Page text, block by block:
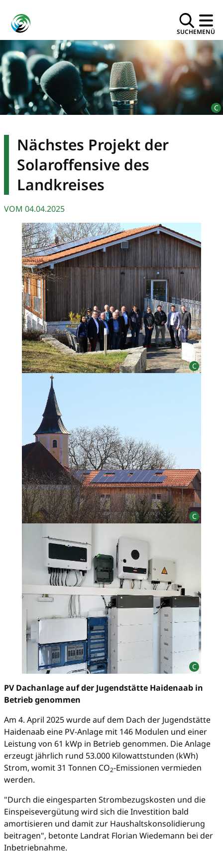
SUCHEMENÜ
Nächstes Projekt der
Solaroffensive des
Landkreises
VOM 04.04.2025
PV Dachanlage auf der Jugendstätte Haidenaab in
Betrieb genommen
Am 4. April 2025 wurde auf dem Dach der Jugendstätte
Haidenaab eine PV-Anlage mit 146 Modulen und einer
Leistung von 61 kWp in Betrieb genommen. Die Anlage
erzeugt jährlich rund 53.000 Kilowattstunden (kWh)
Strom, womit 31 Tonnen CO2-Emissionen vermieden
werden.
"Durch die eingesparten Strombezugskosten und die
Einspeisevergütung wird sich die Investition bald
amortisieren und damit zur Haushaltskonsolidierung
beitragen", betonte Landrat Florian Wiedemann bei der
Inbetriebnahme.